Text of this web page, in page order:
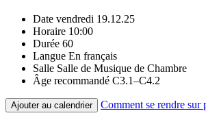
Date vendredi 19.12.25
Horaire 10:00
Durée 60
Langue En français
Salle Salle de Musique de Chambre
Âge recommandé C3.1–C4.2
Ajouter au calendrier Comment se rendre sur